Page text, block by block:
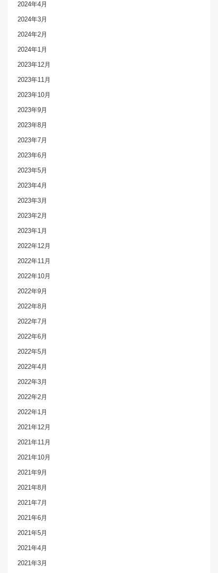
2024年4月
2024年3月
2024年2月
2024年1月
2023年12月
2023年11月
2023年10月
2023年9月
2023年8月
2023年7月
2023年6月
2023年5月
2023年4月
2023年3月
2023年2月
2023年1月
2022年12月
2022年11月
2022年10月
2022年9月
2022年8月
2022年7月
2022年6月
2022年5月
2022年4月
2022年3月
2022年2月
2022年1月
2021年12月
2021年11月
2021年10月
2021年9月
2021年8月
2021年7月
2021年6月
2021年5月
2021年4月
2021年3月